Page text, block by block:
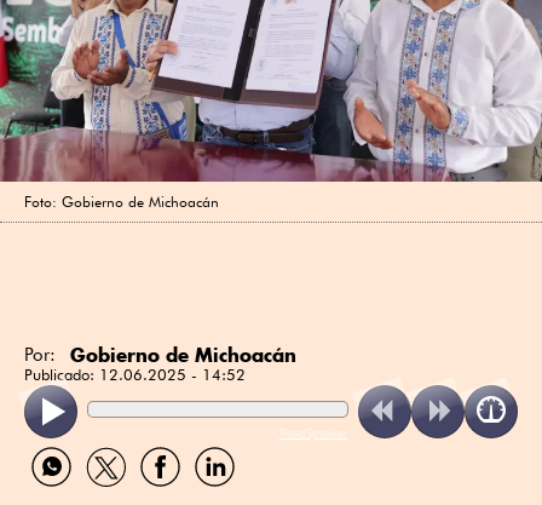
Foto: Gobierno de Michoacán
Por: Gobierno de Michoacán
Publicado: 12.06.2025 - 14:52
ReadSpeaker
Compartir
por
Compartir
por
Compartir
por
Compartir
por